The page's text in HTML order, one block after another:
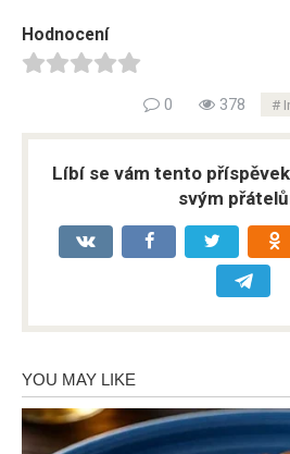
Hodnocení
0 378
Líbí se vám tento
svým